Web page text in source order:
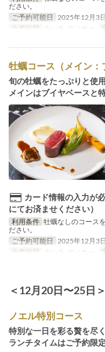
ださい。
ご予約可能日 2025年12月3
食事時間
ランチ, ディナー
牡蠣コース（メイン：
旬の牡蠣をたっぷりと使
メインはブイヤベースと
カード情報の入力が
にてお済ませください）
利用条件 牡蠣なしのコース
ださい。
ご予約可能日
2025年12月3
食事時間
ランチ, ディナー
＜12月20日〜25日
ノエル特別コース
特別な一日を彩る贅を尽
ランチタイムはご予約限